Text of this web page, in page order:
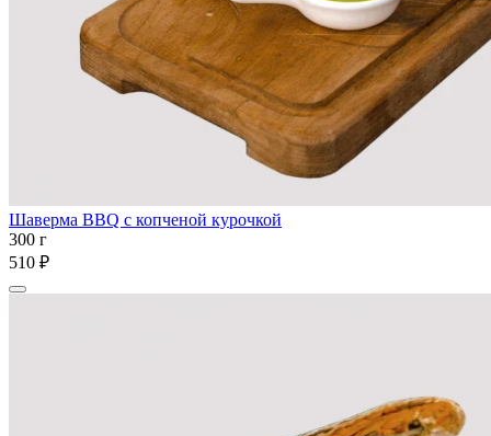
Шаверма BBQ с копченой курочкой
300 г
510 ₽